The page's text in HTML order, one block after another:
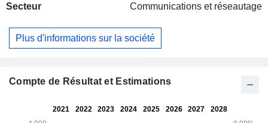
revenus, le courtage immobilier, les services de conseil, et
télémarketing accepte et traite principalement les plaintes et
les demandes des clients.
Secteur Communications et réseautage
Plus d'informations sur la société
Compte de Résultat et Estimations